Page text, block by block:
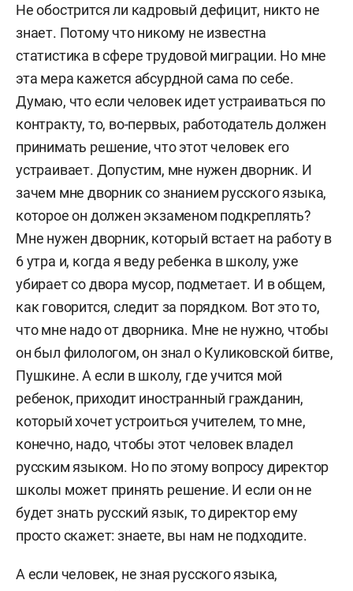
Не обострится ли кадровый дефицит, никто не
знает. Потому что никому не известна
статистика в сфере трудовой миграции. Но мне
эта мера кажется абсурдной сама по себе.
Думаю, что если человек идет устраиваться по
контракту, то, во-первых, работодатель должен
принимать решение, что этот человек его
устраивает. Допустим, мне нужен дворник. И
зачем мне дворник со знанием русского языка,
которое он должен экзаменом подкреплять?
Мне нужен дворник, который встает на работу в
6 утра и, когда я веду ребенка в школу, уже
убирает со двора мусор, подметает. И в общем,
как говорится, следит за порядком. Вот это то,
что мне надо от дворника. Мне не нужно, чтобы
он был филологом, он знал о Куликовской битве,
Пушкине. А если в школу, где учится мой
ребенок, приходит иностранный гражданин,
который хочет устроиться учителем, то мне,
конечно, надо, чтобы этот человек владел
русским языком. Но по этому вопросу директор
школы может принять решение. И если он не
будет знать русский язык, то директор ему
просто скажет: знаете, вы нам не подходите.
А если человек, не зная русского языка,